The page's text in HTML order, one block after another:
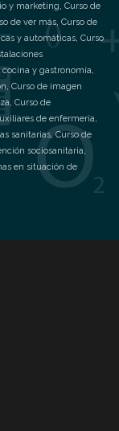
y marketing, Curso de
de ver más, Curso de
y automáticas, Curso
cocina y gastronomía,
, Curso de imagen
, Curso de
de enfermería,
sanitarias,Curso de
sociosanitaria,
en situación de